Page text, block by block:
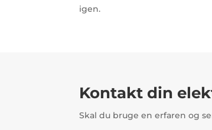
igen.
Kontakt din
Skal du bruge en erfaren og